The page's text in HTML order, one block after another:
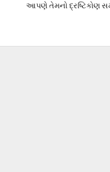
આપણે તેમનો દ્રષ્ટિકોણ